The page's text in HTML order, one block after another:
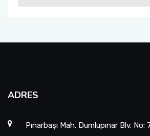
ADRES
Pınarbaşı Mah. Dumlupınar Blv.